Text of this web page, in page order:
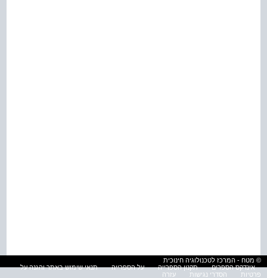
© מטח - המרכז לטכנולוגיה חינוכית
אינדקס הספרים
תקנון הספרייה על הספרייה
תנאי שימוש באתר והגנה על
פרטיות
הסדרי נגישות עזרה